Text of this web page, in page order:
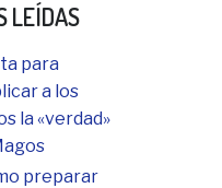
LEÍDAS
para
a los
la «verdad»
preparar